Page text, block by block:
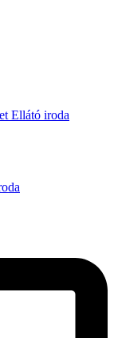
Ellátó iroda